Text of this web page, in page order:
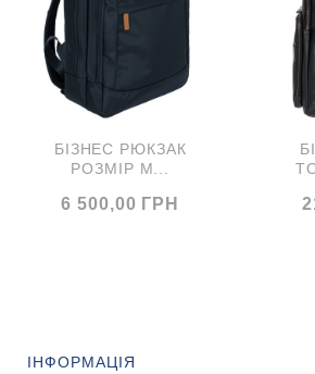
смартфон без труднощів, для всіх
з надійною, стійкою до дощу
з ортопедичною спинкою,
бирка, що знімається.
БІЗНЕС РЮКЗАК
РОЗМІР M...
6 500,00 ГРН
ІНФОРМАЦІЯ